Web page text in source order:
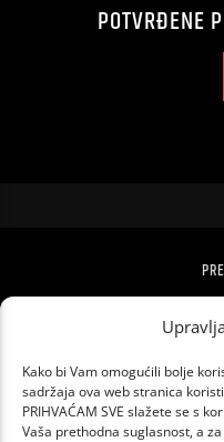
Kako bi Vam omogućili bolje
sadržaja ova web stranica
PRIHVAĆAM SVE slažete se s
Vaša prethodna suglasnost, a
POTVRĐENE
SHAWN MENDES